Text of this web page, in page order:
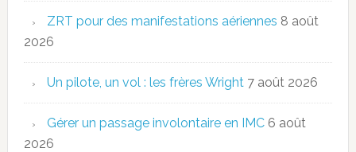
ZRT pour des manifestations aériennes 8 août
2026
Un pilote, un vol : les frères Wright 7 août 2026
Gérer un passage involontaire en IMC 6 août
2026